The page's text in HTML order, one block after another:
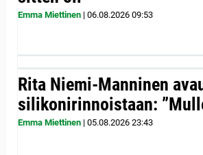
Emma Miettinen | 06.08.2026 09:53
Rita Niemi-Manninen
silikonirinnoistaan:
Emma Miettinen | 05.08.2026 23:43